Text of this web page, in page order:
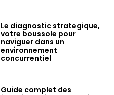
Le diagnostic strategique,
votre boussole pour
naviguer dans un
environnement
concurrentiel
Guide complet des